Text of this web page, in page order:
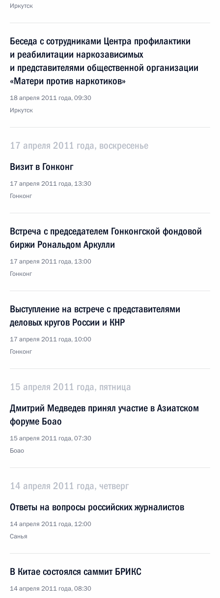
Иркутск
Беседа с сотрудниками Центра профилактики
и реабилитации наркозависимых
и представителями общественной организации
«Матери против наркотиков»
18 апреля 2011 года, 09:30
Иркутск
17 апреля 2011 года, воскресенье
Визит в Гонконг
17 апреля 2011 года, 13:30
Гонконг
Встреча с председателем Гонконгской фондовой
биржи Рональдом Аркулли
17 апреля 2011 года, 13:00
Гонконг
Выступление на встрече с представителями
деловых кругов России и КНР
17 апреля 2011 года, 10:00
Гонконг
15 апреля 2011 года, пятница
Дмитрий Медведев принял участие в Азиатском
форуме Боао
15 апреля 2011 года, 07:30
Боао
14 апреля 2011 года, четверг
Ответы на вопросы российских журналистов
14 апреля 2011 года, 12:00
Санья
В Китае состоялся саммит БРИКС
14 апреля 2011 года, 08:30